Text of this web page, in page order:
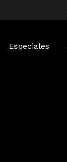
Especiales